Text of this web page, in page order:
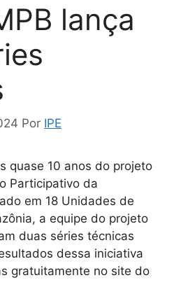
lança
Por IPE
quase 10 anos do projeto
Participativo da
em 18 Unidades de
a equipe do projeto
duas séries técnicas
dessa iniciativa
gratuitamente no site do